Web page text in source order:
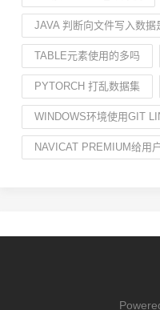
JAVA 判断向文件写入数据
TABLE元素使用的多吗
PYTORCH 打乱数据集
WINDOWS环境使用GIT
NAVICAT PREMIUM给用